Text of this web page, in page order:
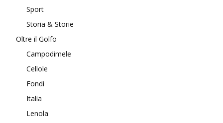
Sport
Storia & Storie
Oltre il Golfo
Campodimele
Cellole
Fondi
Italia
Lenola